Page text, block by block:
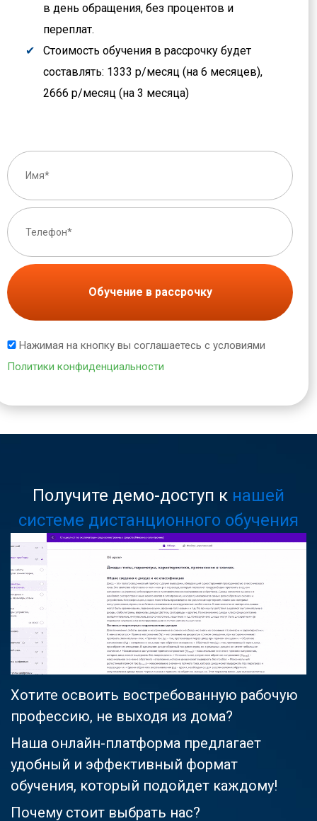
в день обращения, без процентов и
переплат.
Стоимость обучения в рассрочку будет
составлять: 1333 р/месяц (на 6 месяцев),
2666 р/месяц (на 3 месяца)
Обучение в рассрочку
Нажимая на кнопку вы соглашаетесь с условиями
Политики конфиденциальности
Получите демо-доступ к нашей
системе дистанционного обучения
Хотите освоить востребованную рабочую
профессию, не выходя из дома?
Наша онлайн-платформа предлагает
удобный и эффективный формат
обучения, который подойдет каждому!
Почему стоит выбрать нас?